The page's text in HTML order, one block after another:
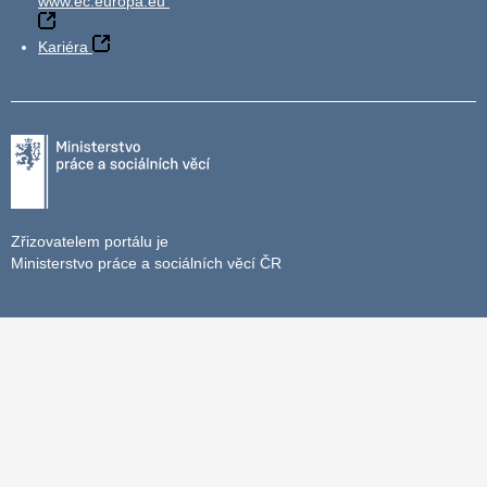
Kariéra
Zřizovatelem portálu je
Ministerstvo práce a sociálních věcí ČR